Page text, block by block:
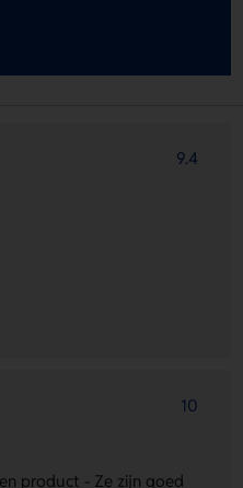
9.4
10
product - Ze zijn goed